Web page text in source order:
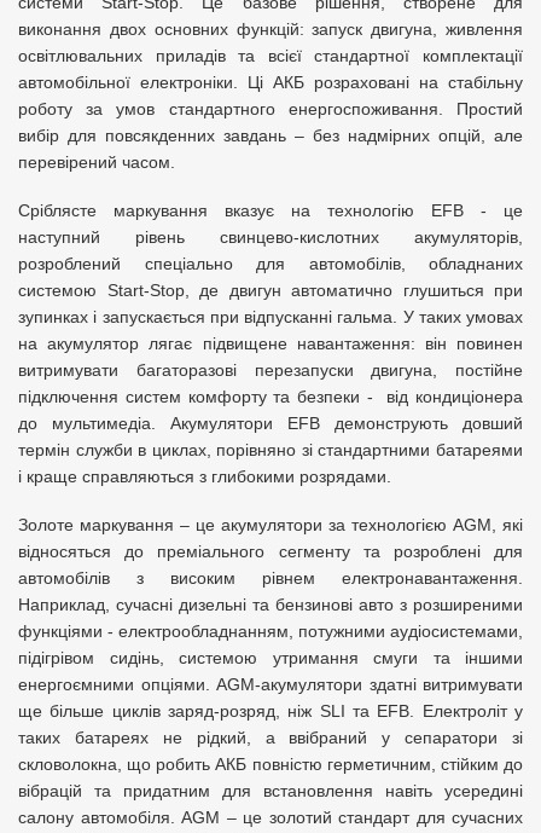
виконання двох основних функцій: запуск двигуна, живлення
освітлювальних приладів та всієї стандартної комплектації
автомобільної електроніки. Ці АКБ розраховані на стабільну
роботу за умов стандартного енергоспоживання. Простий
вибір для повсякденних завдань – без надмірних опцій, але
перевірений часом.
Сріблясте маркування вказує на технологію EFB - це
наступний рівень свинцево-кислотних акумуляторів,
розроблений спеціально для автомобілів, обладнаних
системою Start-Stop, де двигун автоматично глушиться при
зупинках і запускається при відпусканні гальма. У таких умовах
на акумулятор лягає підвищене навантаження: він повинен
витримувати багаторазові перезапуски двигуна, постійне
підключення систем комфорту та безпеки - від кондиціонера
до мультимедіа. Акумулятори EFB демонструють довший
термін служби в циклах, порівняно зі стандартними батареями
і краще справляються з глибокими розрядами.
Золоте маркування – це акумулятори за технологією AGM, які
відносяться до преміального сегменту та розроблені для
автомобілів з високим рівнем електронавантаження.
Наприклад, сучасні дизельні та бензинові авто з розширеними
функціями - електрообладнанням, потужними аудіосистемами,
підігрівом сидінь, системою утримання смуги та іншими
енергоємними опціями. AGM-акумулятори здатні витримувати
ще більше циклів заряд-розряд, ніж SLI та EFB. Електроліт у
таких батареях не рідкий, а ввібраний у сепаратори зі
скловолокна, що робить АКБ повністю герметичним, стійким до
вібрацій та придатним для встановлення навіть усередині
салону автомобіля. AGM – це золотий стандарт для сучасних